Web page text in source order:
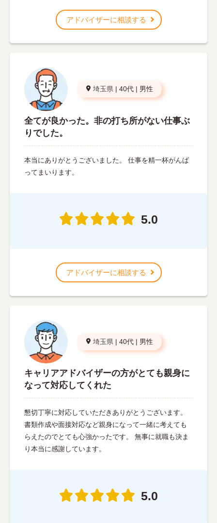
アドバイザーに相談する
埼玉県 | 40代 | 男性
全てが良かった。非の打ち所がない仕事ぶ
りでした。
本当にありがとうございました。 仕事を精一杯がんば
ってまいります。
5.0
アドバイザーに相談する
埼玉県 | 40代 | 男性
キャリアアドバイザーの方がとても親身に
なって対応してくれた
懇切丁寧に対応していただきありがとうございます。
書類作成や面接対応など親身になって一緒に考えても
らえたのでとても心強かったです。 無事に就職も決ま
り本当に感謝しています。
5.0